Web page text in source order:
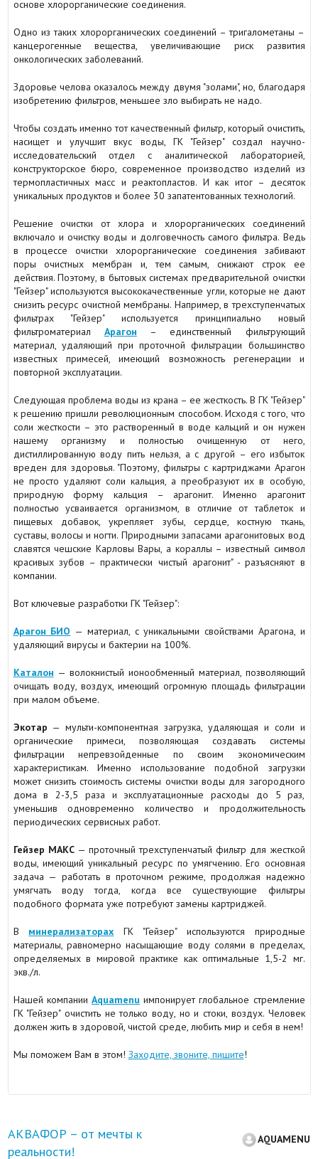
основе хлорорганические соединения.
Одно из таких хлорорганических соединений – тригалометаны –
канцерогенные вещества, увеличивающие риск развития
онкологических заболеваний.
Здоровье челова оказалось между двумя "золами", но, благодаря
изобретению фильтров, меньшее зло выбирать не надо.
Чтобы создать именно тот качественный фильтр, который очистить,
насищет и улучшит вкус воды, ГК "Гейзер" создал научно-
исследовательский отдел с аналитической лабораторией,
конструкторское бюро, современное производство изделий из
термопластичных масс и реактопластов. И как итог – десяток
уникальных продуктов и более 30 запатентованных технологий.
Решение очистки от хлора и хлорорганических соединений
включало и очистку воды и долговечность самого фильтра. Ведь
в процессе очистки хлорорганические соединения забивают
поры очистных мембран и, тем самым, снижают строк ее
действия. Поэтому, в бытовых системах предварительной очистки
"Гейзер" используются высококачественные угли, которые не дают
снизить ресурс очистной мембраны. Например, в трехступенчатых
фильтрах "Гейзер" используется принципиально новый
фильтроматериал Арагон – единственный фильтрующий
материал, удаляющий при проточной фильтрации большинство
известных примесей, имеющий возможность регенерации и
повторной эксплуатации.
Следующая проблема воды из крана – ее жесткость. В ГК "Гейзер"
к решению пришли революционным способом. Исходя с того, что
соли жесткости – это растворенный в воде кальций и он нужен
нашему организму и полностью очищенную от него,
дистиллированную воду пить нельзя, а с другой – его избыток
вреден для здоровья. "Поэтому, фильтры с картриджами Арагон
не просто удаляют соли кальция, а преобразуют их в особую,
природную форму кальция – арагонит. Именно арагонит
полностью усваивается организмом, в отличие от таблеток и
пищевых добавок, укрепляет зубы, сердце, костную ткань,
суставы, волосы и ногти. Природными запасами арагонитовых вод
славятся чешские Карловы Вары, а кораллы – известный символ
красивых зубов – практически чистый арагонит" - разъясняют в
компании.
Вот ключевые разработки ГК "Гейзер":
Арагон БИО — материал, с уникальными свойствами Арагона, и
удаляющий вирусы и бактерии на 100%.
Каталон — волокнистый ионообменный материал, позволяющий
очищать воду, воздух, имеющий огромную площадь фильтрации
при малом объеме.
Экотар — мульти-компонентная загрузка, удаляющая и соли и
органические примеси, позволяющая создавать системы
фильтрации непревзойденные по своим экономическим
характеристикам. Именно использование подобной загрузки
может снизить стоимость системы очистки воды для загородного
дома в 2-3,5 раза и эксплуатационные расходы до 5 раз,
уменьшив одновременно количество и продолжительность
периодических сервисных работ.
Гейзер МАКС— проточный трехступенчатый фильтр для жесткой
воды, имеющий уникальный ресурс по умягчению. Его основная
задача — работать в проточном режиме, продолжая надежно
умягчать воду тогда, когда все существующие фильтры
подобного формата уже потребуют замены картриджей.
В минерализаторах ГК "Гейзер" используются природные
материалы, равномерно насыщающие воду солями в пределах,
определяемых в мировой практике как оптимальные 1,5-2 мг.
экв./л.
Нашей компании Aquamenu импонирует глобальное стремление
ГК "Гейзер" очистить не только воду, но и стоки, воздух. Человек
должен жить в здоровой, чистой среде, любить мир и себя в нем!
Мы поможем Вам в этом! Заходите, звоните, пишите!
АКВАФОР – от мечты к
реальности!
AQUAMENU